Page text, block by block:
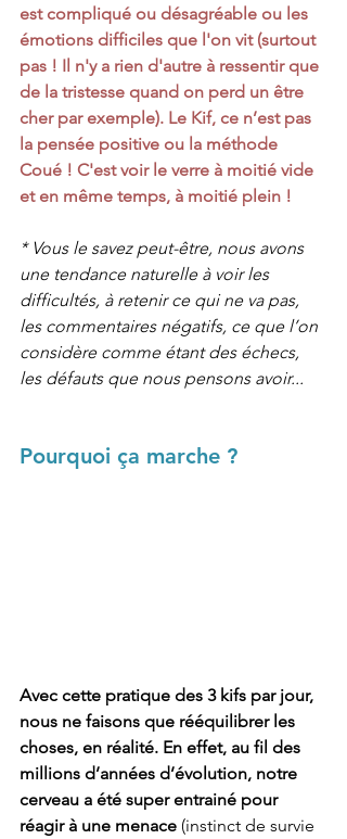
est compliqué ou désagréable ou les
émotions difficiles que l'on vit (surtout
pas ! Il n'y a rien d'autre à ressentir que
de la tristesse quand on perd un être
cher par exemple). Le Kif, ce n’est pas
la pensée positive ou la méthode
Coué ! C'est voir le verre à moitié vide
et en même temps, à moitié plein !
* Vous le savez peut-être, nous avons
une tendance naturelle à voir les
difficultés, à retenir ce qui ne va pas,
les commentaires négatifs, ce que l’on
considère comme étant des échecs,
les défauts que nous pensons avoir...
Pourquoi ça marche ?
Avec cette pratique des 3 kifs par jour,
nous ne faisons que rééquilibrer les
choses, en réalité. En effet, au fil des
millions d’années d’évolution, notre
cerveau a été super entrainé pour
réagir à une menace (instinct de survie